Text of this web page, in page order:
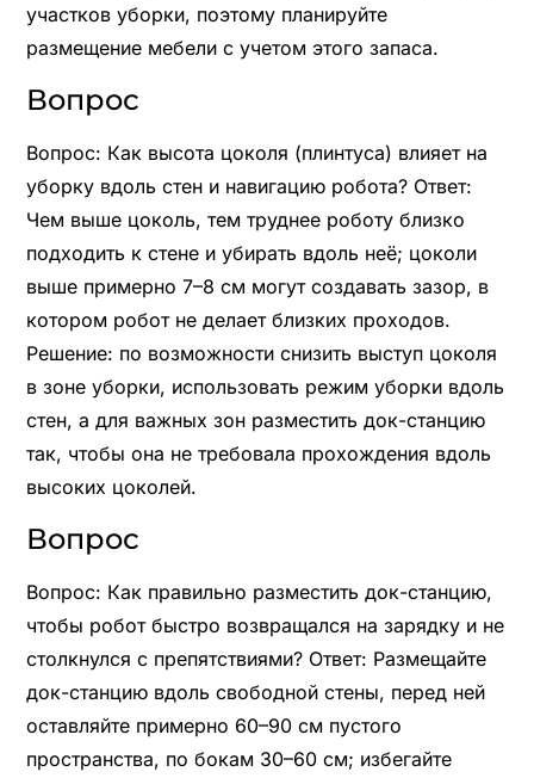
участков уборки, поэтому планируйте
размещение мебели с учетом этого запаса.
Вопрос
Вопрос: Как высота цоколя (плинтуса) влияет на
уборку вдоль стен и навигацию робота? Ответ:
Чем выше цоколь, тем труднее роботу близко
подходить к стене и убирать вдоль неё; цоколи
выше примерно 7–8 см могут создавать зазор, в
котором робот не делает близких проходов.
Решение: по возможности снизить выступ цоколя
в зоне уборки, использовать режим уборки вдоль
стен, а для важных зон разместить док-станцию
так, чтобы она не требовала прохождения вдоль
высоких цоколей.
Вопрос
Вопрос: Как правильно разместить док-станцию,
чтобы робот быстро возвращался на зарядку и не
столкнулся с препятствиями? Ответ: Размещайте
док-станцию вдоль свободной стены, перед ней
оставляйте примерно 60–90 см пустого
пространства, по бокам 30–60 см; избегайте